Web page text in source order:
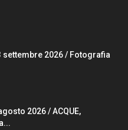
settembre 2026 / Fotografia
2026 / ACQUE,